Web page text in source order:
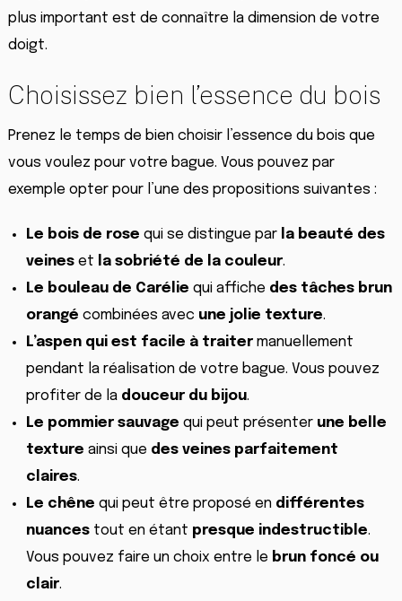
plus important est de connaître la dimension de votre
doigt.
Choisissez bien l’essence du bois
Prenez le temps de bien choisir l’essence du bois que
vous voulez pour votre bague. Vous pouvez par
exemple opter pour l’une des propositions suivantes :
Le bois de rose qui se distingue par la beauté des
veineset la sobriété de la couleur.
Le bouleau de Carélie qui affiche des tâches brun
orangé combinées avec une jolie texture.
L’aspen qui est facile à traitermanuellement
pendant la réalisation de votre bague. Vous pouvez
profiter de la douceur du bijou.
Le pommier sauvage qui peut présenter une belle
texture ainsi que des veines parfaitement
claires.
Le chêne qui peut être proposé en différentes
nuancestout en étant presque indestructible.
Vous pouvez faire un choix entre le brun foncé ou
clair.